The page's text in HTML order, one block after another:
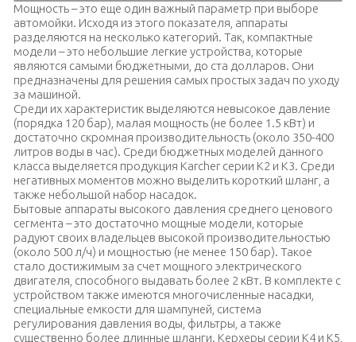
Мощность – это еще один важный параметр при выборе
автомойки. Исходя из этого показателя, аппараты
разделяются на несколько категорий. Так, компактные
модели – это небольшие легкие устройства, которые
являются самыми бюджетными, до ста долларов. Они
предназначены для решения самых простых задач по уходу
за машиной.
Среди их характеристик выделяются невысокое давление
(порядка 120 бар), малая мощность (не более 1.5 кВт) и
достаточно скромная производительность (около 350-400
литров воды в час). Среди бюджетных моделей данного
класса выделяется продукция Karcher серии К2 и К3. Среди
негативных моментов можно выделить короткий шланг, а
также небольшой набор насадок.
Бытовые аппараты высокого давления среднего ценового
сегмента – это достаточно мощные модели, которые
радуют своих владельцев высокой производительностью
(около 500 л/ч) и мощностью (не менее 150 бар). Такое
стало достижимым за счет мощного электрического
двигателя, способного выдавать более 2 кВт. В комплекте с
устройством также имеются многочисленные насадки,
специальные емкости для шампуней, система
регулирования давления воды, фильтры, а также
существенно более длинные шланги. Керхеры серии К4 и К5,